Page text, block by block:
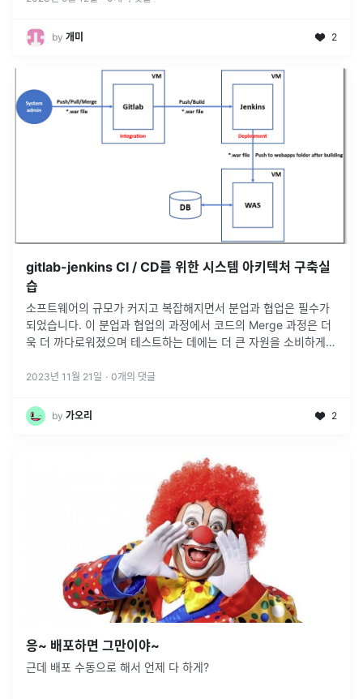
by 개미 2
gitlab-jenkins CI / CD를 위한 시스템 아키텍처 구축실
습
소프트웨어의 규모가 커지고 복잡해지면서 분업과 협업은 필수가
되었습니다. 이 분업과 협업의 과정에서 코드의 Merge 과정은 더
욱 더 까다로워졌으며 테스트하는 데에는 더 큰 자원을 소비하게
다.CI는 \*\...
2023년 11월 21일 · 0개의 댓글
by 가오리 2
응~ 배포하면 그만이야~
근데 배포 수동으로 해서 언제 다 하게?